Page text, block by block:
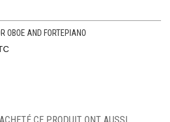
OBOE AND FORTEPIANO